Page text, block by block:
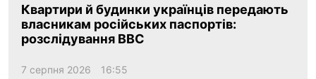
Квартири й будинки українців передають
власникам російських паспортів:
розслідування BBC
7 серпня 2026 16:55